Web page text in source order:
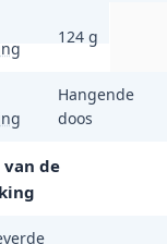
124 g
Hangende
doos
de